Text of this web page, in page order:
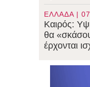
ΕΛΛΑΔΑ |
Καιρός:
θα
έρχονται